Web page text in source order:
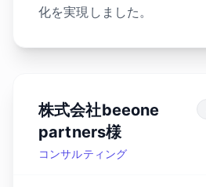
化を実現しました。
株式会社beeone
partners様
コンサルティング